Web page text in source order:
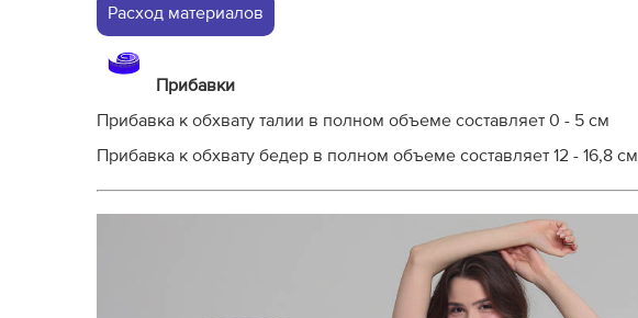
Расход материалов
Прибавки
Прибавка к обхвату талии в полном объеме составляет 0 - 5 см
Прибавка к обхвату бедер в полном объеме составляет 12 - 16,8 см